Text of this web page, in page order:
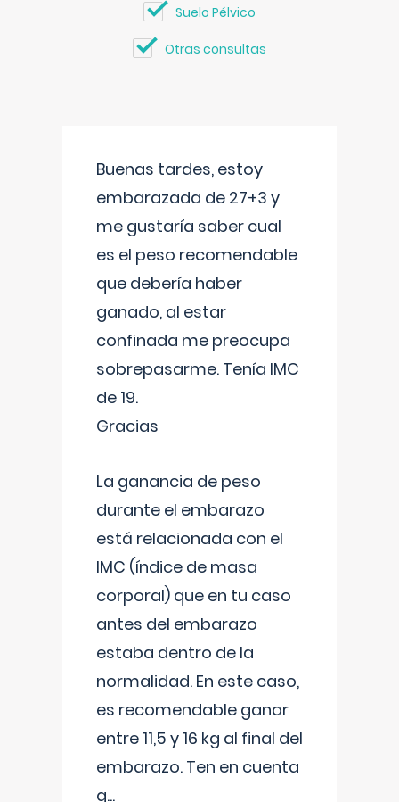
Suelo Pélvico
Otras consultas
Buenas tardes, estoy
embarazada de 27+3 y
me gustaría saber cual
es el peso recomendable
que debería haber
ganado, al estar
confinada me preocupa
sobrepasarme. Tenía IMC
de 19.
Gracias
La ganancia de peso
durante el embarazo
está relacionada con el
IMC (índice de masa
corporal) que en tu caso
antes del embarazo
estaba dentro de la
normalidad. En este caso,
es recomendable ganar
entre 11,5 y 16 kg al final del
embarazo. Ten en cuenta
q...